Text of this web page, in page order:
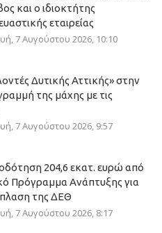
και ο ιδιοκτήτης
εταιρείας
7 Αυγούστου 2026, 10:10
Δυτικής Αττικής» στην
της μάχης με τις
7 Αυγούστου 2026, 9:57
204,6 εκατ. ευρώ από
Πρόγραμμα Ανάπτυξης για
της ΔΕΘ
7 Αυγούστου 2026, 8:17